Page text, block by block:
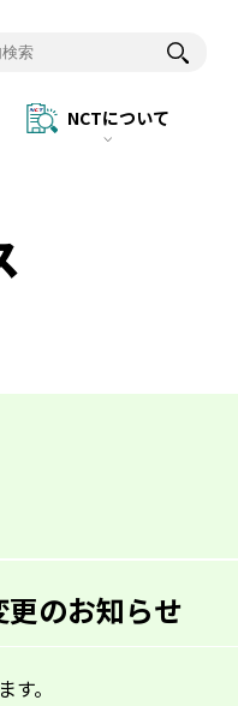
NCTについて
のお知らせ
。